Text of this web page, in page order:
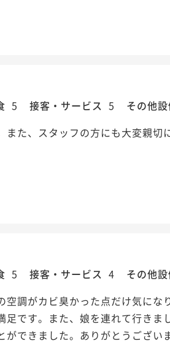
5 接客・サービス 5 その他
また、スタッフの方にも大変親切
5 接客・サービス 4 その他
空調がカビ臭かった点だけ気にな
足です。また、娘を連れて行きま
できました。ありがとうござい